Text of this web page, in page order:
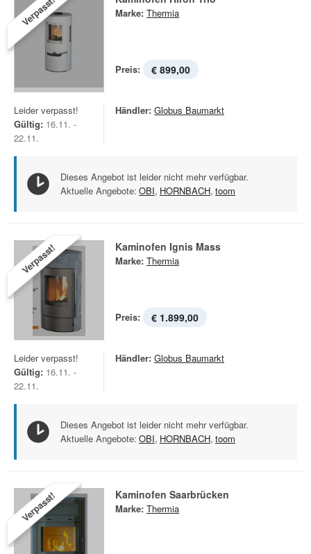
Verpasst! Marke: Thermia
Preis: € 899,00
Leider verpasst!
Gültig: 16.11. -
22.11.
Händler: Globus Baumarkt
Dieses Angebot ist leider nicht mehr verfügbar.
Aktuelle Angebote: OBI, HORNBACH, toom
Verpasst! Kaminofen Ignis Mass
Marke: Thermia
Preis: € 1.899,00
Leider verpasst!
Gültig: 16.11. -
22.11.
Händler: Globus Baumarkt
Dieses Angebot ist leider nicht mehr verfügbar.
Aktuelle Angebote: OBI, HORNBACH, toom
Verpasst! Kaminofen Saarbrücken
Marke: Thermia